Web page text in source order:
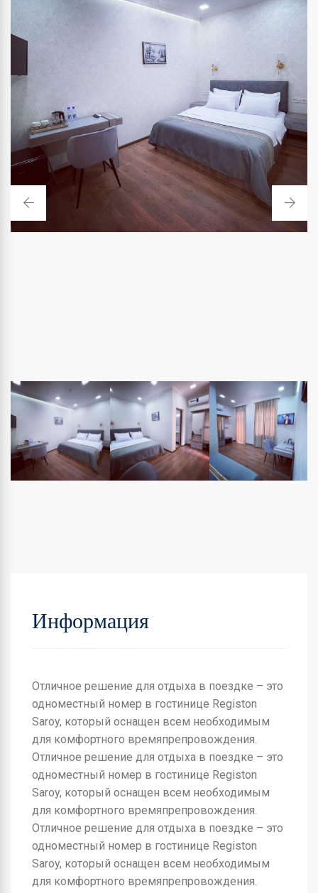
Информация
Отличное решение для отдыха в поездке – это
одноместный номер в гостинице Registon
Saroy, который оснащен всем необходимым
для комфортного времяпрепровождения.
Отличное решение для отдыха в поездке – это
одноместный номер в гостинице Registon
Saroy, который оснащен всем необходимым
для комфортного времяпрепровождения.
Отличное решение для отдыха в поездке – это
одноместный номер в гостинице Registon
Saroy, который оснащен всем необходимым
для комфортного времяпрепровождения.